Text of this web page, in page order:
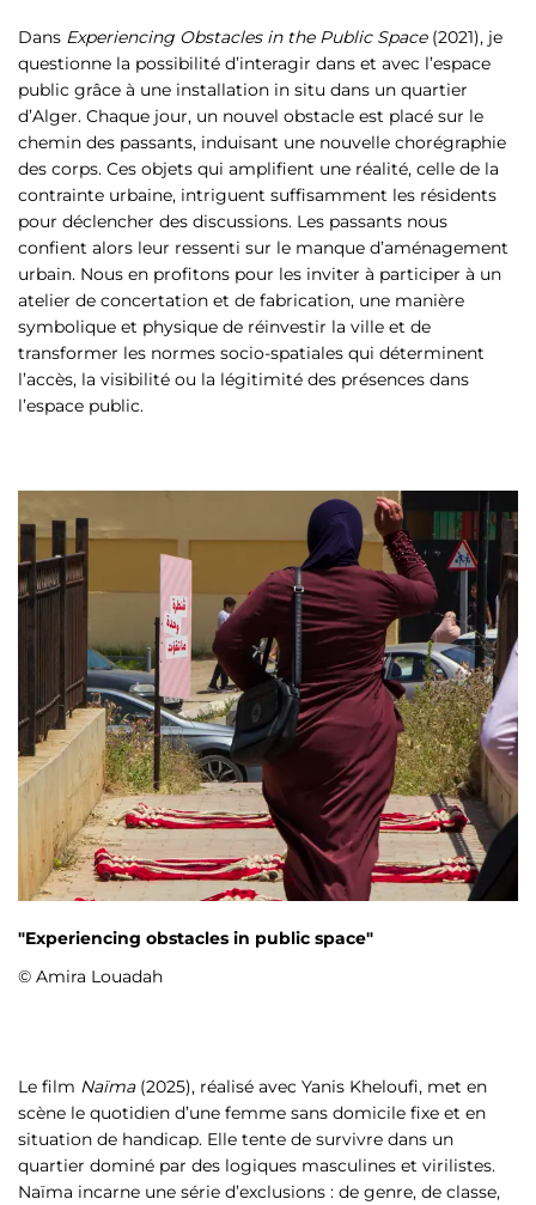
Dans Experiencing Obstacles in the Public Space (2021), je
questionne la possibilité d’interagir dans et avec l’espace
public grâce à une installation in situ dans un quartier
d’Alger. Chaque jour, un nouvel obstacle est placé sur le
chemin des passants, induisant une nouvelle chorégraphie
des corps. Ces objets qui amplifient une réalité, celle de la
contrainte urbaine, intriguent suffisamment les résidents
pour déclencher des discussions. Les passants nous
confient alors leur ressenti sur le manque d’aménagement
urbain. Nous en profitons pour les inviter à participer à un
atelier de concertation et de fabrication, une manière
symbolique et physique de réinvestir la ville et de
transformer les normes socio-spatiales qui déterminent
l’accès, la visibilité ou la légitimité des présences dans
l’espace public.
"Experiencing obstacles in public space"
© Amira Louadah
Le film Naïma (2025), réalisé avec Yanis Kheloufi, met en
scène le quotidien d’une femme sans domicile fixe et en
situation de handicap. Elle tente de survivre dans un
quartier dominé par des logiques masculines et virilistes.
Naïma incarne une série d’exclusions : de genre, de classe,